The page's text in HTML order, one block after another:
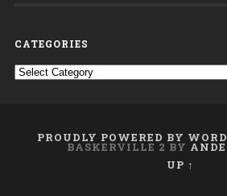
CATEGORIES
Categories
PROUDLY POWERED BY
BASKERVILLE 2 BY
UP ↑